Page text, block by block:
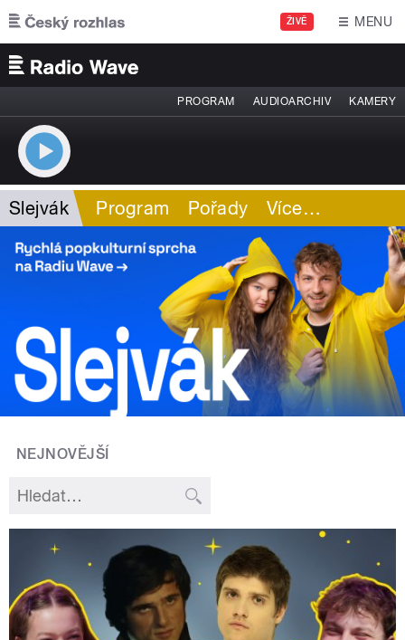
Přejít k hlavnímu obsahu
ŽIVĚ MENU
PROGRAM AUDIOARCHIV KAMERY
Slejvák Program Pořady Více…
NEJNOVĚJŠÍ